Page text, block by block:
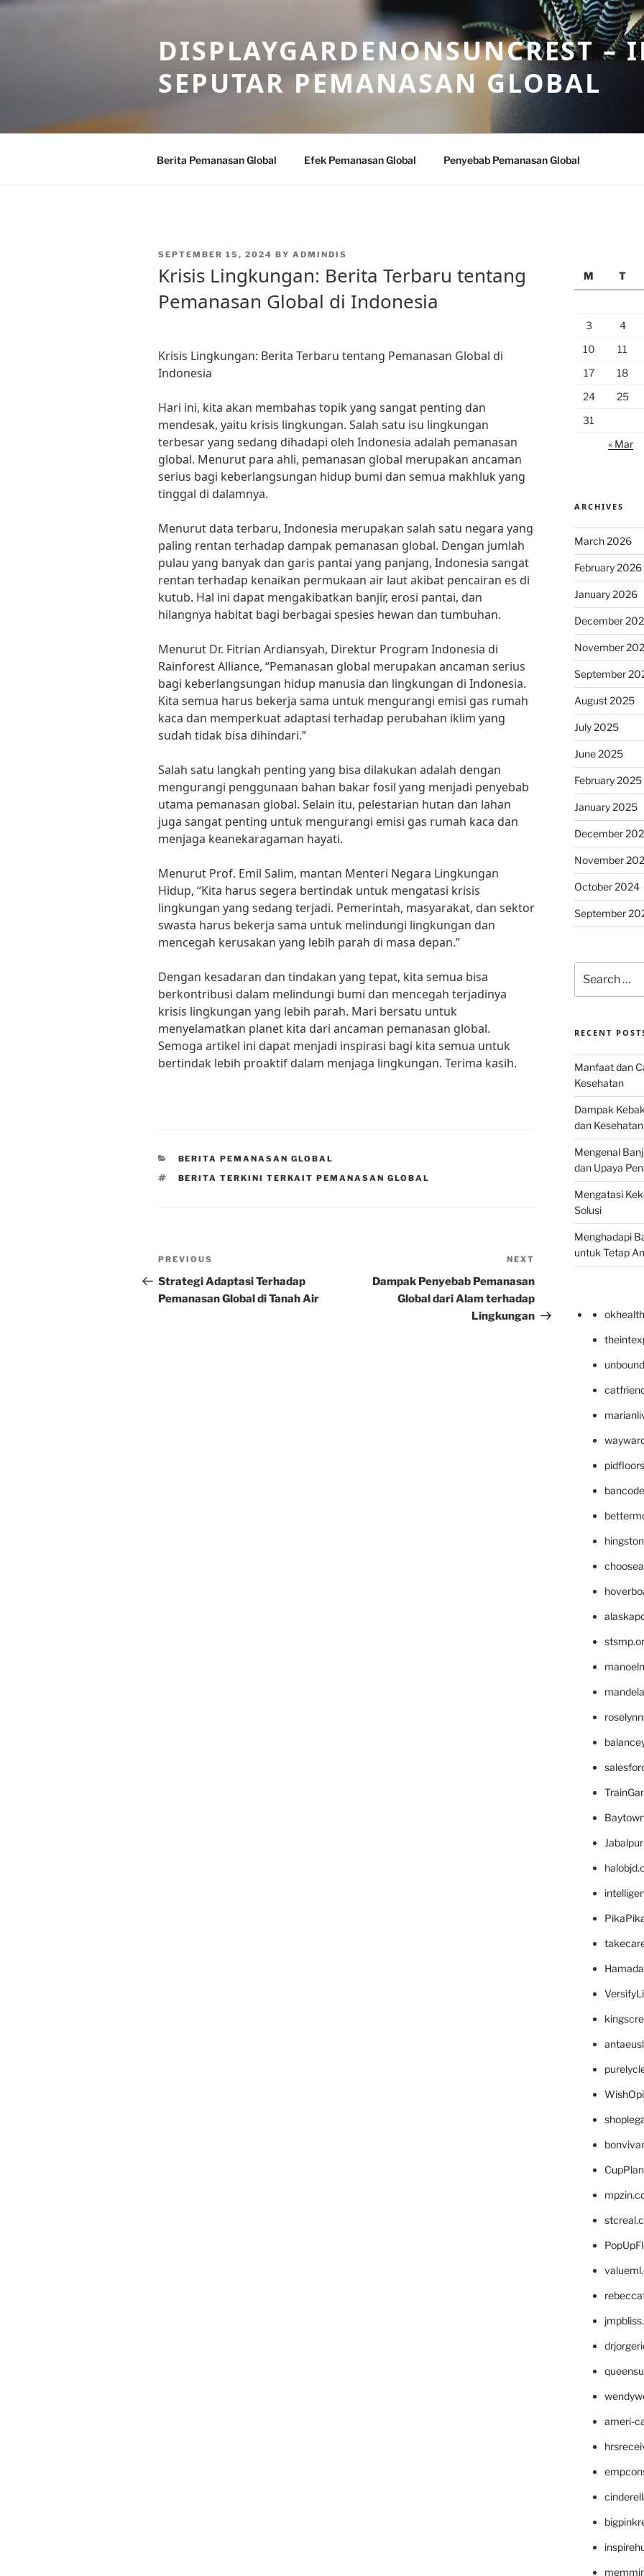
Skip
DISPLAYGARDENONSUNCREST –
SEPUTAR PEMANASAN GLOBAL
Berita Pemanasan Global Efek Pemanasan Global Penyebab Pemanasan Global
POSTED
SEPTEMBER 15, 2024 BY ADMINDIS
Krisis Lingkungan: Berita Terbaru tentang
Pemanasan Global di Indonesia
Krisis Lingkungan: Berita Terbaru tentang Pemanasan Global di
Indonesia
Hari ini, kita akan membahas topik yang sangat penting dan
mendesak, yaitu krisis lingkungan. Salah satu isu lingkungan
terbesar yang sedang dihadapi oleh Indonesia adalah pemanasan
global. Menurut para ahli, pemanasan global merupakan ancaman
serius bagi keberlangsungan hidup bumi dan semua makhluk yang
tinggal di dalamnya.
Menurut data terbaru, Indonesia merupakan salah satu negara yang
paling rentan terhadap dampak pemanasan global. Dengan jumlah
pulau yang banyak dan garis pantai yang panjang, Indonesia sangat
rentan terhadap kenaikan permukaan air laut akibat pencairan es di
kutub. Hal ini dapat mengakibatkan banjir, erosi pantai, dan
hilangnya habitat bagi berbagai spesies hewan dan tumbuhan.
Menurut Dr. Fitrian Ardiansyah, Direktur Program Indonesia di
Rainforest Alliance, “Pemanasan global merupakan ancaman serius
bagi keberlangsungan hidup manusia dan lingkungan di Indonesia.
Kita semua harus bekerja sama untuk mengurangi emisi gas rumah
kaca dan memperkuat adaptasi terhadap perubahan iklim yang
sudah tidak bisa dihindari.”
Salah satu langkah penting yang bisa dilakukan adalah dengan
mengurangi penggunaan bahan bakar fosil yang menjadi penyebab
utama pemanasan global. Selain itu, pelestarian hutan dan lahan
juga sangat penting untuk mengurangi emisi gas rumah kaca dan
menjaga keanekaragaman hayati.
Menurut Prof. Emil Salim, mantan Menteri Negara Lingkungan
Hidup, “Kita harus segera bertindak untuk mengatasi krisis
lingkungan yang sedang terjadi. Pemerintah, masyarakat, dan sektor
swasta harus bekerja sama untuk melindungi lingkungan dan
mencegah kerusakan yang lebih parah di masa depan.”
Dengan kesadaran dan tindakan yang tepat, kita semua bisa
berkontribusi dalam melindungi bumi dan mencegah terjadinya
krisis lingkungan yang lebih parah. Mari bersatu untuk
menyelamatkan planet kita dari ancaman pemanasan global.
Semoga artikel ini dapat menjadi inspirasi bagi kita semua untuk
bertindak lebih proaktif dalam menjaga lingkungan. Terima kasih.
CATEGORIES
BERITA PEMANASAN GLOBAL
TAGS
BERITA TERKINI TERKAIT PEMANASAN GLOBAL
Post
navigation
Previous
Post
PREVIOUS
Strategi Adaptasi Terhadap
Pemanasan Global di Tanah Air
Post
NEXT
Dampak Penyebab Pemanasan
Global dari Alam terhadap
Lingkungan
M
T
3
4
10
11
17
18
24
25
31
« Mar
ARCHIVES
March 2026
February 2026
January 2026
December
November
September
August 2025
July 2025
June 2025
February 2025
January 2025
December
November
October 2024
September
for:
RECENT
Manfaat dan
Kesehatan
Dampak
dan
Mengenal
dan Upaya
Mengatasi
Solusi
Menghadapi
untuk Tetap
ameri-